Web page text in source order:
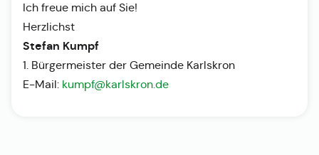
Ich freue mich auf Sie!
Herzlichst
Stefan Kumpf
1. Bürgermeister der Gemeinde Karlskron
E-Mail: kumpf@karlskron.de